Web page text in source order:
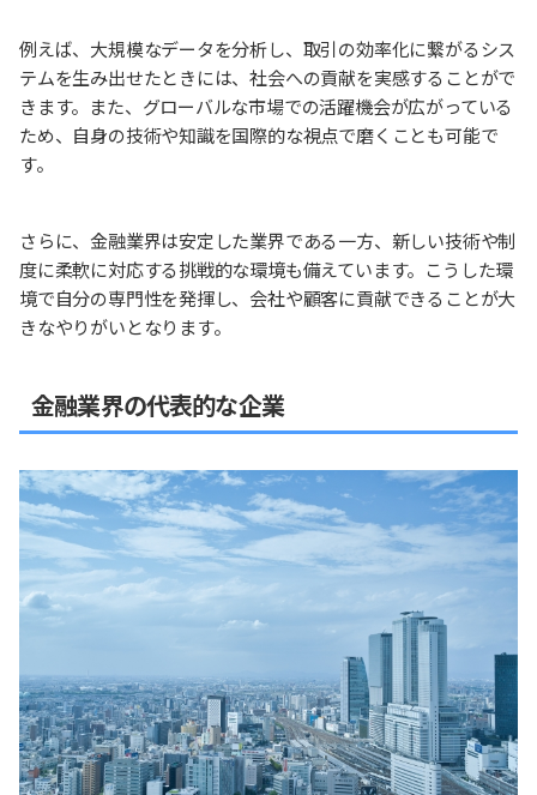
例えば、大規模なデータを分析し、取引の効率化に繋がるシス
テムを生み出せたときには、社会への貢献を実感することがで
きます。また、グローバルな市場での活躍機会が広がっている
ため、自身の技術や知識を国際的な視点で磨くことも可能で
す。
さらに、金融業界は安定した業界である一方、新しい技術や制
度に柔軟に対応する挑戦的な環境も備えています。こうした環
境で自分の専門性を発揮し、会社や顧客に貢献できることが大
きなやりがいとなります。
金融業界の代表的な企業